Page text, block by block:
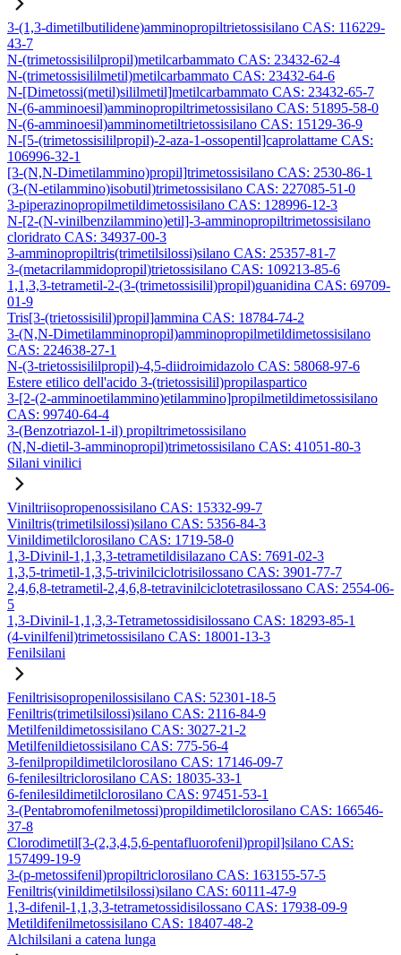
3-(1,3-dimetilbutilidene)amminopropiltrietossisilano CAS: 116229-
43-7
N-(trimetossisililpropil)metilcarbammato CAS: 23432-62-4
N-(trimetossisililmetil)metilcarbammato CAS: 23432-64-6
N-[Dimetossi(metil)sililmetil]metilcarbammato CAS: 23432-65-7
N-(6-amminoesil)amminopropiltrimetossisilano CAS: 51895-58-0
N-(6-amminoesil)amminometiltrietossisilano CAS: 15129-36-9
N-[5-(trimetossisililpropil)-2-aza-1-ossopentil]caprolattame CAS:
106996-32-1
[3-(N,N-Dimetilammino)propil]trimetossisilano CAS: 2530-86-1
(3-(N-etilammino)isobutil)trimetossisilano CAS: 227085-51-0
3-piperazinopropilmetildimetossisilano CAS: 128996-12-3
N-[2-(N-vinilbenzilammino)etil]-3-amminopropiltrimetossisilano
cloridrato CAS: 34937-00-3
3-amminopropiltris(trimetilsilossi)silano CAS: 25357-81-7
3-(metacrilammidopropil)trietossisilano CAS: 109213-85-6
1,1,3,3-tetrametil-2-(3-(trimetossisilil)propil)guanidina CAS: 69709-
01-9
Tris[3-(trietossisilil)propil]ammina CAS: 18784-74-2
3-(N,N-Dimetilamminopropil)amminopropilmetildimetossisilano
CAS: 224638-27-1
N-(3-trietossisililpropil)-4,5-diidroimidazolo CAS: 58068-97-6
Estere etilico dell'acido 3-(trietossisilil)propilaspartico
3-[2-(2-amminoetilammino)etilammino]propilmetildimetossisilano
CAS: 99740-64-4
3-(Benzotriazol-1-il) propiltrimetossisilano
(N,N-dietil-3-amminopropil)trimetossisilano CAS: 41051-80-3
Silani vinilici
Viniltriisopropenossisilano CAS: 15332-99-7
Viniltris(trimetilsilossi)silano CAS: 5356-84-3
Vinildimetilclorosilano CAS: 1719-58-0
1,3-Divinil-1,1,3,3-tetrametildisilazano CAS: 7691-02-3
1,3,5-trimetil-1,3,5-trivinilciclotrisilossano CAS: 3901-77-7
2,4,6,8-tetrametil-2,4,6,8-tetravinilciclotetrasilossano CAS: 2554-06-
5
1,3-Divinil-1,1,3,3-Tetrametossidisilossano CAS: 18293-85-1
(4-vinilfenil)trimetossisilano CAS: 18001-13-3
Fenilsilani
Feniltrisisopropenilossisilano CAS: 52301-18-5
Feniltris(trimetilsilossi)silano CAS: 2116-84-9
Metilfenildimetossisilano CAS: 3027-21-2
Metilfenildietossisilano CAS: 775-56-4
3-fenilpropildimetilclorosilano CAS: 17146-09-7
6-fenilesiltriclorosilano CAS: 18035-33-1
6-fenilesildimetilclorosilano CAS: 97451-53-1
3-(Pentabromofenilmetossi)propildimetilclorosilano CAS: 166546-
37-8
Clorodimetil[3-(2,3,4,5,6-pentafluorofenil)propil]silano CAS:
157499-19-9
3-(p-metossifenil)propiltriclorosilano CAS: 163155-57-5
Feniltris(vinildimetilsilossi)silano CAS: 60111-47-9
1,3-difenil-1,1,3,3-tetrametossidisilossano CAS: 17938-09-9
Metildifenilmetossisilano CAS: 18407-48-2
Alchilsilani a catena lunga